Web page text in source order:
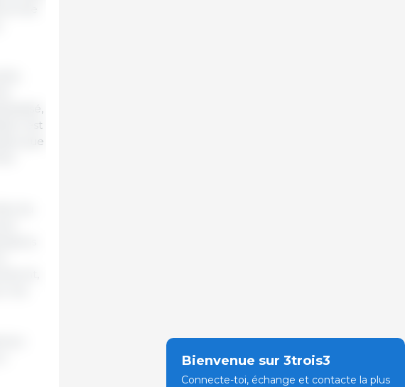
et de
est
que
du
les
Bienvenue sur 3trois3
Connecte-toi, échange et contacte la plus